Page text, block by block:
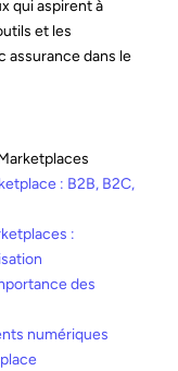
qui aspirent à
et les
assurance dans le
: B2B, B2C,
:
des
numériques